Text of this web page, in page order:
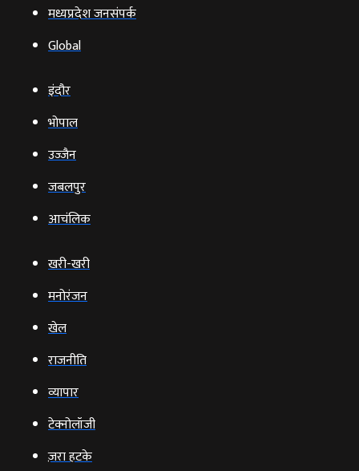
मध्यप्रदेश जनसंपर्क
Global
इंदौर
भोपाल
उज्‍जैन
जबलपुर
आचंलिक
खरी-खरी
मनोरंजन
खेल
राजनीति
व्‍यापार
टेक्‍नोलॉजी
ज़रा हटके